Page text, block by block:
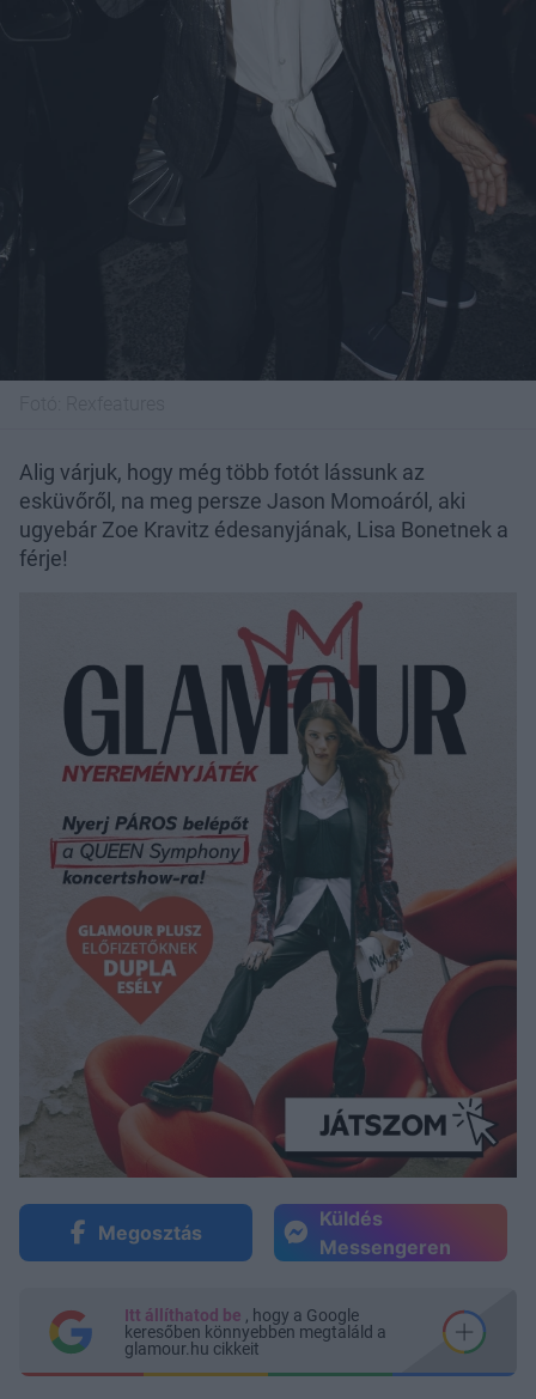
Alig várjuk, hogy még több fotót lássunk az
esküvőről, na meg persze Jason Momoáról, aki
ugyebár Zoe Kravitz édesanyjának, Lisa Bonetnek a
férje!
Megosztás
Küldés
Messengeren
Itt állíthatod be , hogy a Google
keresőben könnyebben megtaláld a
glamour.hu cikkeit